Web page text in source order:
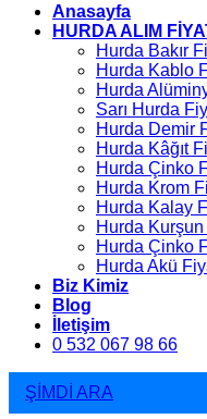
Anasayfa
HURDA ALIM
Hurda Bakır
Hurda Kablo
Hurda
Sarı Hurda
Hurda Demir
Hurda Kâğıt
Hurda Çinko
Hurda Krom
Hurda Kalay
Hurda Kurşun
Hurda Çinko
Hurda Akü
Biz Kimiz
Blog
İletişim
0 532 067 98 66
ŞİMDİ ARA